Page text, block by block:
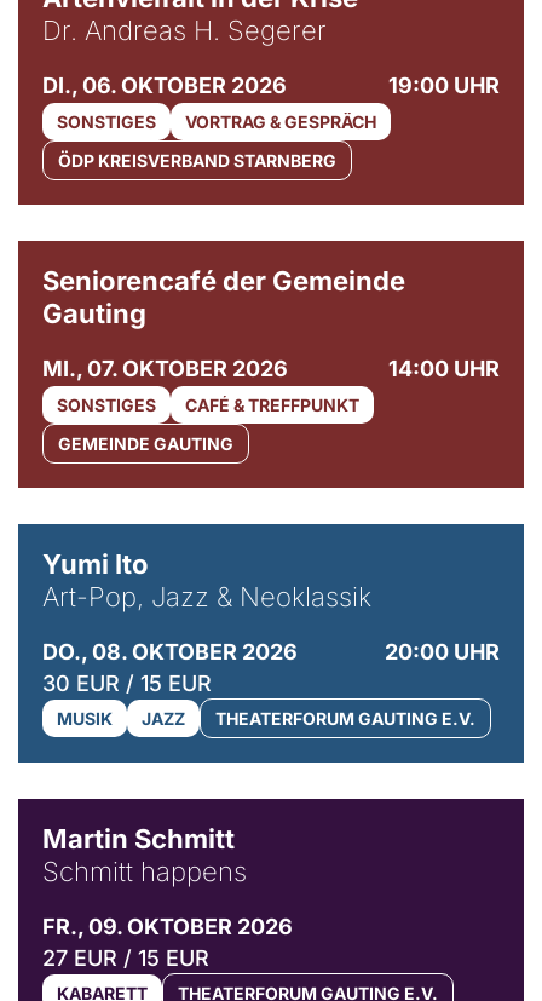
Dr. Andreas H. Segerer
DI., 06. OKTOBER 2026 19:00 UHR
SONSTIGES
VORTRAG & GESPRÄCH
ÖDP KREISVERBAND STARNBERG
Seniorencafé der Gemeinde
Gauting
MI., 07. OKTOBER 2026 14:00 UHR
SONSTIGES
CAFÉ & TREFFPUNKT
GEMEINDE GAUTING
Yumi Ito
Art-Pop, Jazz & Neoklassik
DO., 08. OKTOBER 2026
20:00 UHR
30 EUR / 15 EUR
MUSIK JAZZ THEATERFORUM GAUTING E.V.
Martin Schmitt
Schmitt happens
FR., 09. OKTOBER 2026
27 EUR / 15 EUR
KABARETT THEATERFORUM GAUTING E.V.